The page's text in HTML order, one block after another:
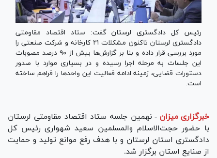
رئیس کل دادگستری لرستان گفت: ستاد اقتصاد مقاومتی
دادگستری لرستان تاکنون مشکلات ۲۱ کارخانه و شرکت صنعتی را
مورد بررسی قرار داده و بنا بر گزارش‌ها بیش از ۹۰ درصد مصوبات
این جلسات به مرحله اجرا رسیده و در بسیاری موارد با صدور
دستورات قضایی، زمینه ادامه فعالیت این واحد‌ها را فراهم ساخته
است.
خبرگزاری میزان - نهمین جلسه ستاد اقتصاد مقاومتی لرستان
با حضور حجت‌الاسلام والمسلمین سعید شهواری رئیس کل
دادگستری استان لرستان و با هدف رفع موانع تولید و حمایت
از صنایع استان برگزار شد.